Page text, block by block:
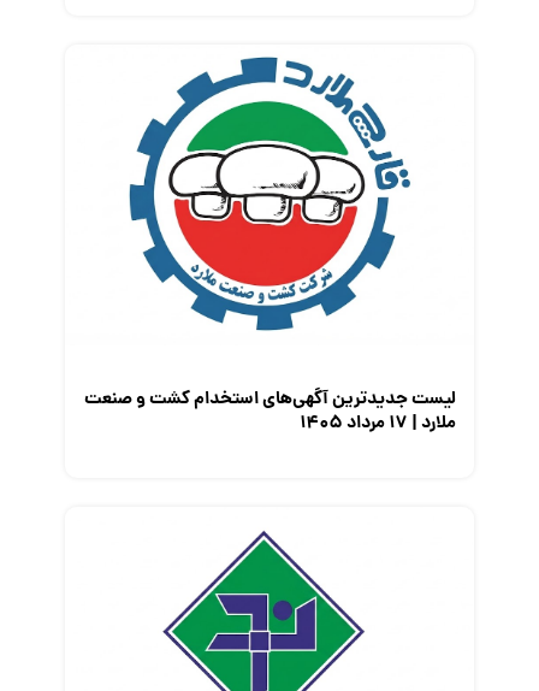
لیست جدیدترین آگهی‌های استخدام کشت و صنعت
ملارد | ۱۷ مرداد ۱۴۰۵